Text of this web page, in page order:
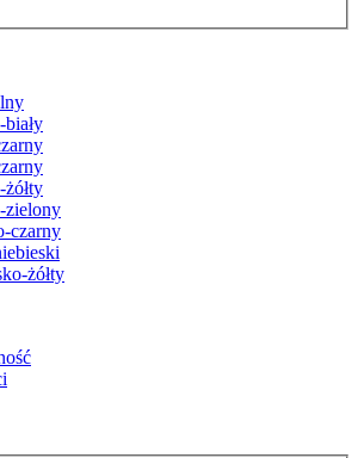
zielony
czarny
żółty